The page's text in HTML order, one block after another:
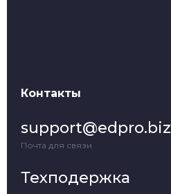
Контакты
support@edpro.biz
Почта для связи
Техподержка